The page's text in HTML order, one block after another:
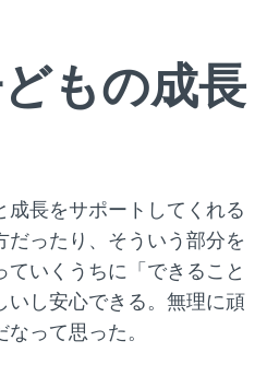
もの成長
長をサポートしてくれる
ったり、そういう部分を
いくうちに「できること
いし安心できる。無理に頑
って思った。